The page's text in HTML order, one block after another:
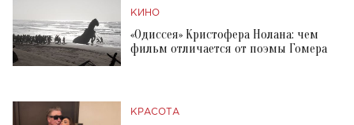
КИНО
«Одиссея» Кристофера Нолана: чем
фильм отличается от поэмы Гомера
КРАСОТА